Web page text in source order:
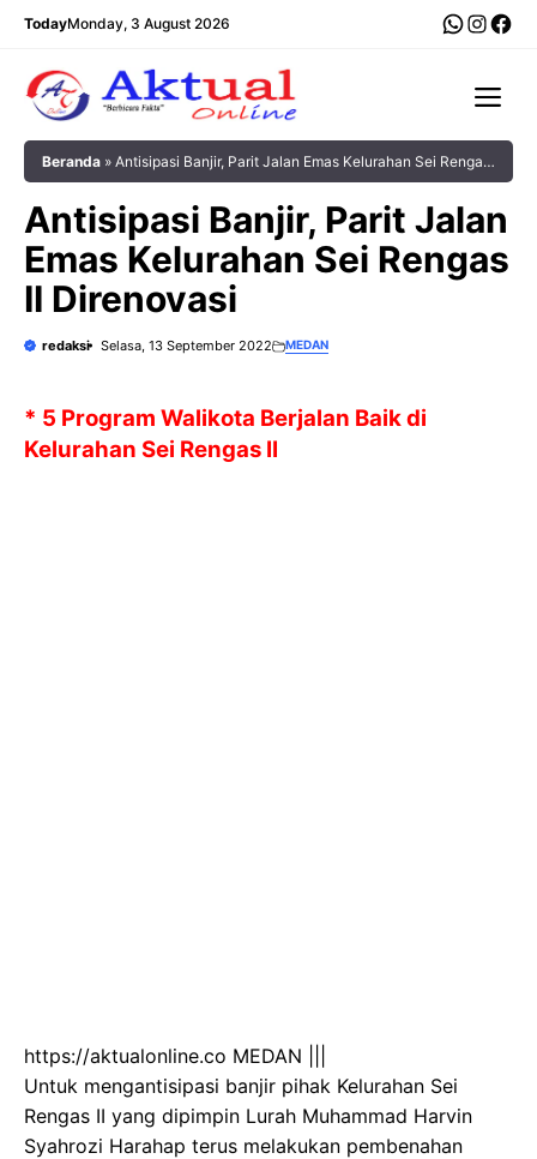
Langsung
TodayMonday, 3 August 2026
Beranda » Antisipasi Banjir, Parit Jalan Emas Kelurahan Sei Rengas
Antisipasi Banjir, Parit Jalan
Emas Kelurahan Sei Rengas
II Direnovasi
redaksi Selasa, 13 September 2022 MEDAN
* 5 Program Walikota Berjalan Baik di
Kelurahan Sei Rengas II
https://aktualonline.co MEDAN |||
Untuk mengantisipasi banjir pihak Kelurahan Sei
Rengas II yang dipimpin Lurah Muhammad Harvin
Syahrozi Harahap terus melakukan pembenahan